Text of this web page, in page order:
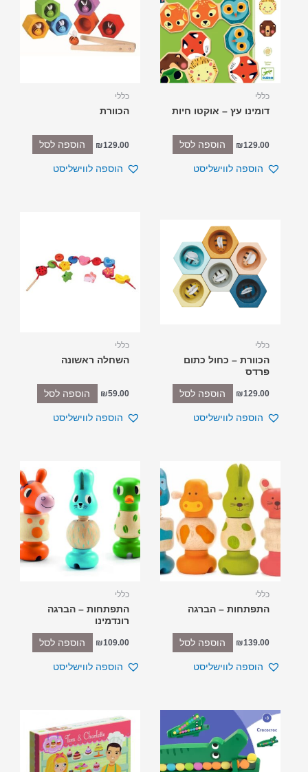
כללי
דומינו עץ – אוקטו חיות
₪129.00 הוספה לסל
הוספה לווישליסט
כללי
הכוורת
₪129.00 הוספה לסל
הוספה לווישליסט
כללי
הכוורת – כחול כתום
פרדס
₪129.00 הוספה לסל
הוספה לווישליסט
כללי
השחלה ראשונה
₪59.00 הוספה לסל
הוספה לווישליסט
כללי
התפתחות – הברגה
₪139.00 הוספה לסל
הוספה לווישליסט
כללי
התפתחות – הברגה
רונדמינו
₪109.00 הוספה לסל
הוספה לווישליסט